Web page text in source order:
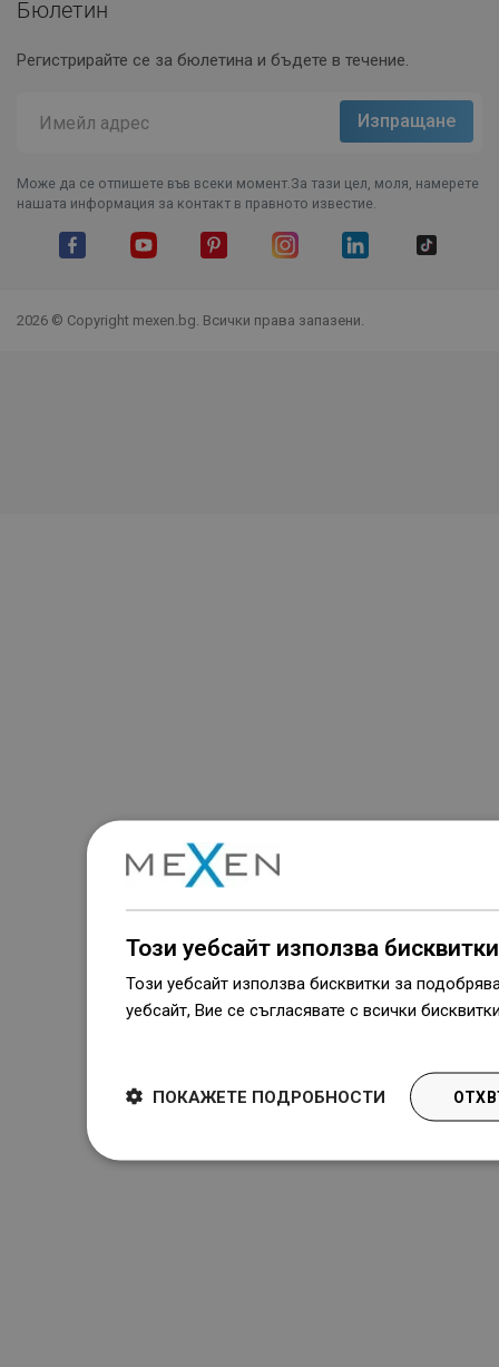
Бюлетин
Регистрирайте се за бюлетина и бъдете в течение.
Може да се отпишете във всеки момент.За тази цел, моля, намерете
нашата информация за контакт в правното известие.
2026 © Copyright mexen.bg. Всички права запазени.
Този уебсайт използва бисквитки
Този уебсайт използва бисквитки за
уебсайт, Вие се съгласявате с всички
ПОКАЖЕТЕ ПОДРОБНОСТИ